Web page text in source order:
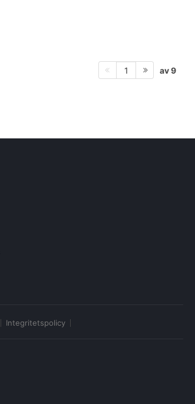
1 av 9
Integritetspolicy